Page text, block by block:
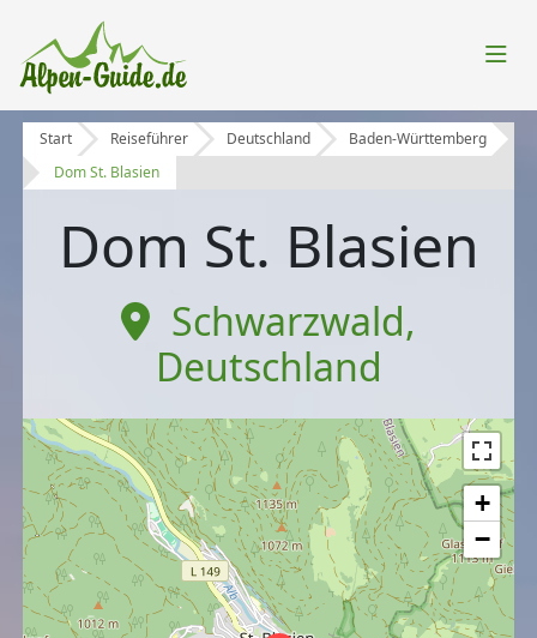
Start Reiseführer Deutschland
Baden-Württemberg
Dom St. Blasien
Dom St. Blasien
Schwarzwald,
Deutschland
+
−